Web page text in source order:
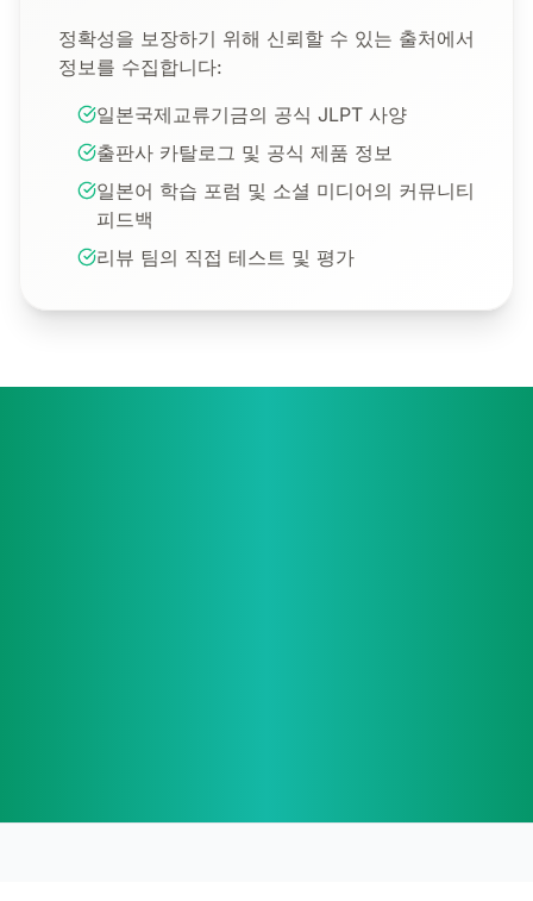
정확성을 보장하기 위해 신뢰할 수 있는 출처에서
정보를 수집합니다:
일본국제교류기금의 공식 JLPT 사양
출판사 카탈로그 및 공식 제품 정보
일본어 학습 포럼 및 소셜 미디어의 커뮤니티
피드백
리뷰 팀의 직접 테스트 및 평가